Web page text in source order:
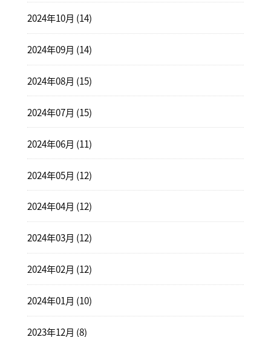
2024年10月 (14)
2024年09月 (14)
2024年08月 (15)
2024年07月 (15)
2024年06月 (11)
2024年05月 (12)
2024年04月 (12)
2024年03月 (12)
2024年02月 (12)
2024年01月 (10)
2023年12月 (8)